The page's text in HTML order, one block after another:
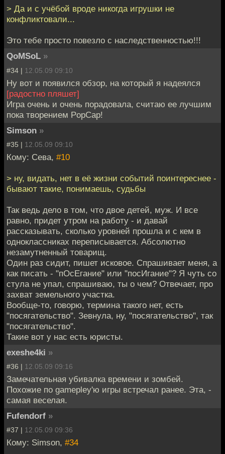
> Да и с учёбой вроде никогда игрушки не
конфликтовали...
Это тебе просто повезло с наследственностью!!!
QoMSoL »
#34 | 12.05.09 09:10
Ну вот и появился обзор, на который я надеялся
[радостно пляшет]
Игра очень и очень порадовала, считаю ее лучшим
пока творением PopCap!
Simson »
#35 | 12.05.09 09:10
Кому: Сева, #10
> ну, видать, нет в её жизни событий поинтереснее -
бывают такие, понимаешь, судьбы
Так ведь дело в том, что двое детей, муж. И все
равно, придет утром на работу - и давай
рассказывать, сколько уровней прошла и с кем в
одноклассниках переписывается. Абсолютно
незамутненный товарищ.
Один раз сидит, пишет исковое. Спрашивает меня, а
как писать - "пОсЕгание" или "посИгание"? Я чуть со
стула не упал, спрашиваю, ты о чем? Отвечает, про
захват земельного участка.
Вообще-то, говорю, термина такого нет, есть
"посягательство". Зевнула, ну, "посягательство", так
"посягательство".
Такие вот у нас есть юристы.
exeshe4ki »
#36 | 12.05.09 09:16
Замечательная убивалка времени и зомбей.
Похожие по gamepley'ю игры встречал ранее. Эта, -
самая веселая.
Fufendorf »
#37 | 12.05.09 09:36
Кому: Simson, #34